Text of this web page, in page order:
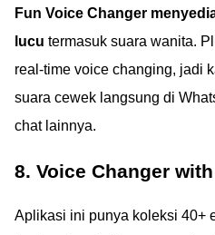
Fun Voice Changer
lucu termasuk suara wanita.
real-time voice changing, jadi
suara cewek langsung di
chat lainnya.
8. Voice Changer
Aplikasi ini punya koleksi 40+